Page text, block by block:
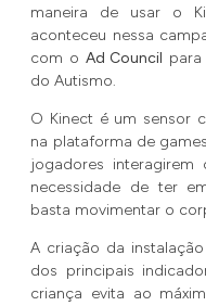
maneira de usar o
aconteceu nessa
com o Ad Council
do Autismo.
O Kinect é um sensor
na plataforma de
jogadores
necessidade de ter
basta movimentar o
A criação da
dos principais
criança evita ao